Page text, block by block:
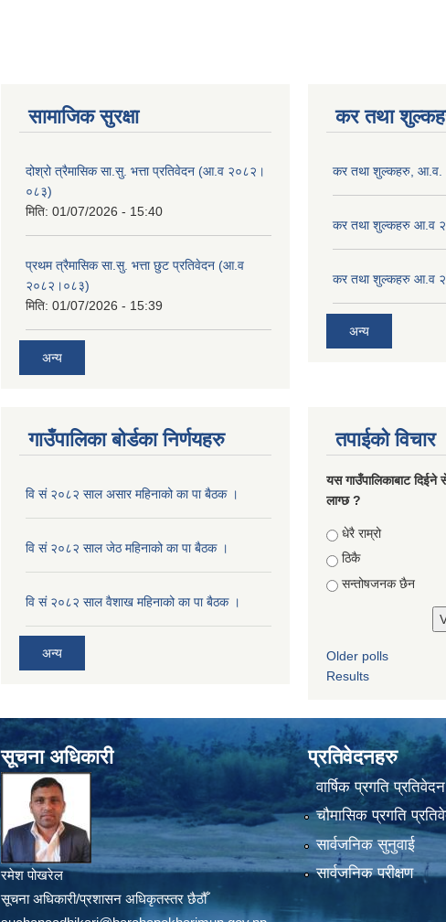
सामाजिक सुरक्षा
दोश्रो त्रैमासिक सा.सु. भत्ता प्रतिवेदन (आ.व २०८२।
०८३)
मिति: 01/07/2026 - 15:40
प्रथम त्रैमासिक सा.सु. भत्ता छुट प्रतिवेदन (आ.व
२०८२।०८३)
मिति: 01/07/2026 - 15:39
अन्य
कर तथा
कर तथा शुल्कहरु, आ.व.
कर तथा शुल्कहरु आ.व
कर तथा शुल्कहरु आ.व
अन्य
गाउँपालिका बोर्डका निर्णयहरु
वि सं २०८२ साल असार महिनाको का पा बैठक ।
वि सं २०८२ साल जेठ महिनाको का पा बैठक ।
वि सं २०८२ साल वैशाख महिनाको का पा बैठक ।
अन्य
तपाईको विचार
यस गाउँपालिकाबाट दिईने
लाग्छ ?
Choices
धेरै राम्रो
ठिकै
सन्तोषजनक छैन
Older polls
Results
सूचना अधिकारी
रमेश पोखरेल
सूचना अधिकारी/प्रशासन अधिकृतस्तर छैठौँ
प्रतिवेदनहरु
वार्षिक प्रगति प्रतिवेदन
चौमासिक प्रगति
सार्वजनिक सुनुवाई
सार्वजनिक परीक्षण